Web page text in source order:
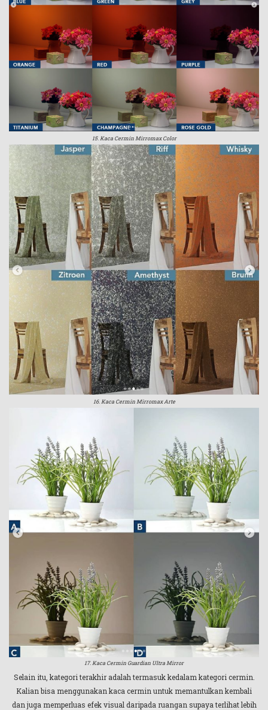
15. Kaca Cermin Mirromax Color
16. Kaca Cermin Mirromax Arte
17. Kaca Cermin Guardian Ultra Mirror
Selain itu, kategori terakhir adalah termasuk kedalam kategori cermin.
Kalian bisa menggunakan kaca cermin untuk memantulkan kembali
dan juga memperluas efek visual daripada ruangan supaya terlihat lebih